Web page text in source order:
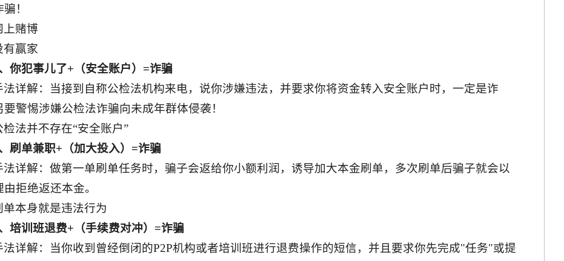
！
上赌博
有赢家
你犯事儿了+（安全账户）=诈骗
法详解：当接到自称公检法机构来电，说你涉嫌违法，并要求你将资金转入安全账户时，一定是诈
要警惕涉嫌公检法诈骗向未成年群体侵袭！
检法并不存在“安全账户”
刷单兼职+（加大投入）=诈骗
法详解：做第一单刷单任务时，骗子会返给你小额利润，诱导加大本金刷单，多次刷单后骗子就会以
拒绝返还本金。
单本身就是违法行为
培训班退费+（手续费对冲）=诈骗
法详解：当你收到曾经倒闭的P2P机构或者培训班进行退费操作的短信，并且要求你先完成"任务"或提